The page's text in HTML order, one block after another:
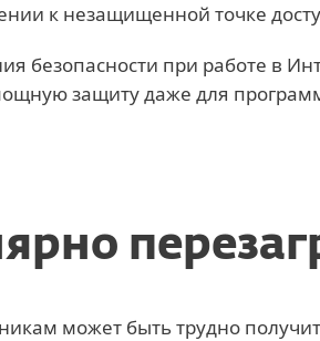
к незащищенной точке
безопасности при работе в
защиту даже для
может быть трудно